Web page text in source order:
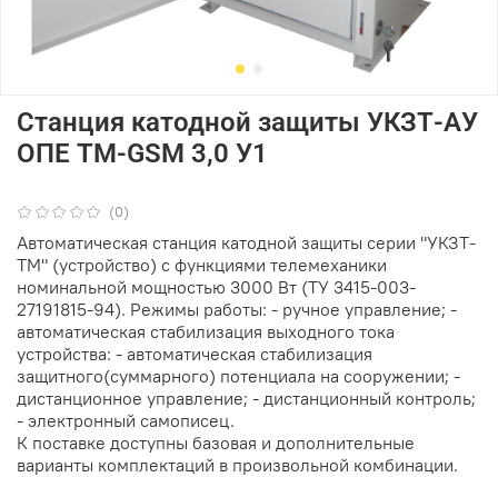
(0)
Станция катодной защиты УКЗТ-АУ
ОПЕ ТМ-GSM 3,0 У1
Автоматическая станция катодной защиты серии "УКЗТ-
ТМ" (устройство) с функциями телемеханики
номинальной мощностью 3000 Вт (ТУ 3415-003-
27191815-94). Режимы работы: - ручное управление; -
автоматическая стабилизация выходного тока
устройства: - автоматическая стабилизация
защитного(суммарного) потенциала на сооружении; -
дистанционное управление; - дистанционный контроль;
- электронный самописец.
К поставке доступны базовая и дополнительные
варианты комплектаций в произвольной комбинации.